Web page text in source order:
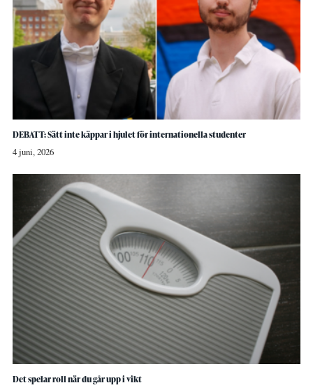
DEBATT: Sätt inte käppar i hjulet för internationella studenter
4 juni, 2026
Det spelar roll när du går upp i vikt